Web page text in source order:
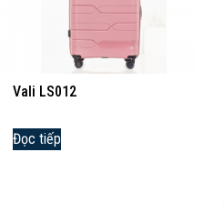
Vali LS012
Đọc tiếp